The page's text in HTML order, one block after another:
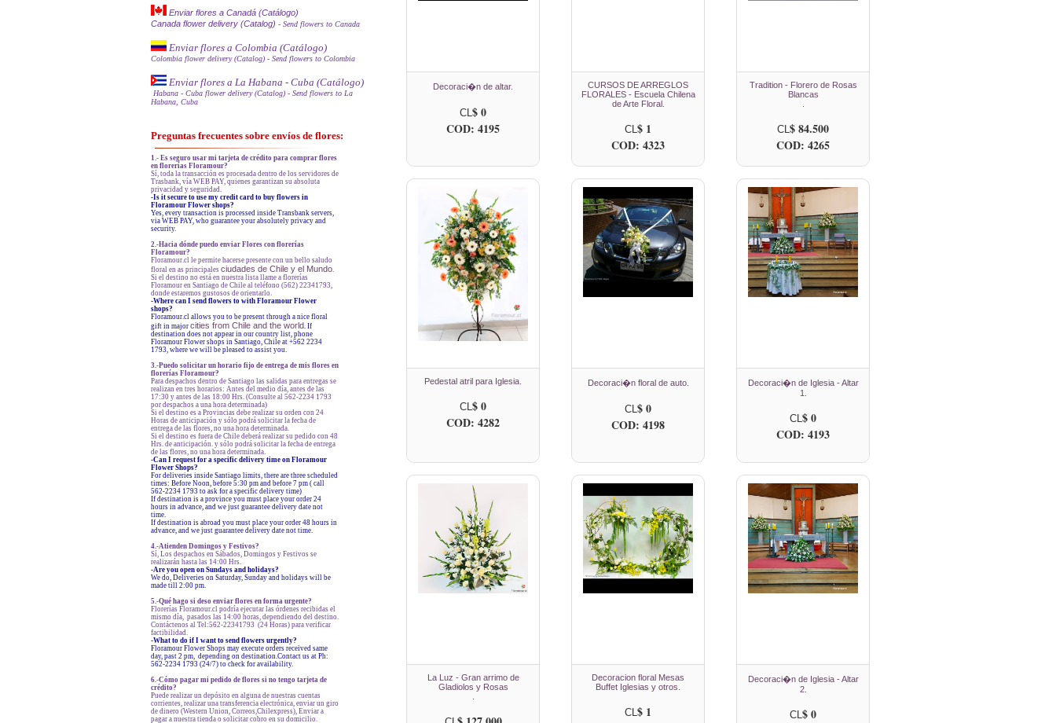
Enviar flores a Canadá (Catálogo)
Canada flower delivery (Catalog) - Send flowers to Canada
Enviar flores a Colombia (Catálogo)
Colombia flower delivery (Catalog) - Send flowers to Colombia
Enviar flores a La Habana - Cuba (Catálogo)
Habana - Cuba flower delivery (Catalog) - Send flowers to La
Habana, Cuba
Preguntas frecuentes sobre envíos de flores:
1.- Es seguro usar mi tarjeta de crédito para comprar flores
en florerías Floramour?
Sí, toda la transacción es procesada dentro de los servidores de
Trasbank, vía WEB PAY, quienes garantizan su absoluta
privacidad y seguridad.
-Is it secure to use my credit card to buy flowers in
Floramour Flower shops?
Yes, every transaction is processed inside Transbank servers,
via WEB PAY, who guarantee your absolutely privacy and
security.
2.-Hacia dónde puedo enviar Flores con florerías
Floramour?
Floramour.cl le permite hacerse presente con un bello saludo
floral en as principales ciudades de Chile y el Mundo.
Si el destino no está en nuestra lista llame a florerías
Floramour en Santiago de Chile al teléfono (562) 22341793,
donde estaremos gustosos de orientarlo.
-Where can I send flowers to with Floramour Flower
shops?
Floramour.cl allows you to be present through a nice floral
gift in major cities from Chile and the world. If
destination does not appear in our country list, phone
Floramour Flower shops in Santiago, Chile at +562 2234
1793, where we will be pleased to assist you.
3.-Puedo solicitar un horario fijo de entrega de mis flores en
florerías Floramour?
Para despachos dentro de Santiago las salidas para entregas se
realizan en tres horarios: Antes del medio día, antes de las
17:30 y antes de las 18:00 Hrs. (Consulte al 562-2234 1793
por despachos a una hora determinada)
Si el destino es a Provincias debe realizar su orden con 24
Horas de anticipación y sólo podrá solicitar la fecha de
entrega de las flores, no una hora determinada.
Si el destino es fuera de Chile deberá realizar su pedido con 48
Hrs. de anticipación. y sólo podrá solicitar la fecha de entrega
de las flores, no una hora determinada.
-Can I request for a specific delivery time on Floramour
Flower Shops?
For deliveries inside Santiago limits, there are three scheduled
times: Before Noon, before 5:30 pm and before 7 pm ( call
562-2234 1793 to ask for a specific delivery time)
If destination is a province you must place your order 24
hours in advance, and we just guarantee delivery date not
time.
If destination is abroad you must place your order 48 hours in
advance, and we just guarantee delivery date not time.
4.-Atienden Domingos y Festivos?
Sí, Los despachos en Sábados, Domingos y Festivos se
realizarán hasta las 14:00 Hrs.
-Are you open on Sundays and holidays?
We do, Deliveries on Saturday, Sunday and holidays will be
made till 2:00 pm.
5.-Qué hago si deso enviar flores en forma urgente?
Florerías Floramour.cl podría ejecutar las órdenes recibidas el
mismo día, pasados las 14:00 horas, dependiendo del destino.
Contáctenos al Tel:562-22341793 (24 Horas) para verificar
factibilidad.
-What to do if I want to send flowers urgently?
Floramour Flower Shops may execute orders received same
day, past 2 pm, depending on destination.Contact us at Ph:
562-2234 1793 (24/7) to check for availability.
6.-Cómo pagar mi pedido de flores si no tengo tarjeta de
crédito?
Puede realizar un depósito en alguna de nuestras cuentas
corrientes, realizar una transferencia electrónica, enviar un giro
de dinero (Western Union, Correos,Chilexpress), Enviar a
pagar a nuestra tienda o solicitar cobro en su domicilio.
Decoraci�n de altar.
CL$ 0
COD: 4195
CURSOS DE ARREGLOS
FLORALES - Escuela Chilena
de Arte Floral.
CL$ 1
COD: 4323
Tradition - Florero de Rosas
Blancas
CL$ 84.500
COD: 4265
Pedestal atril para Iglesia.
CL$ 0
COD: 4282
Decoraci�n floral de auto.
CL$ 0
COD: 4198
Decoraci�n de Iglesia - Altar
1.
CL$ 0
COD: 4193
La Luz - Gran arrimo de
Gladiolos y Rosas
Decoracion floral Mesas
Buffet Iglesias y otros.
CL$ 1
Decoraci�n de Iglesia - Altar
2.
CL$ 0